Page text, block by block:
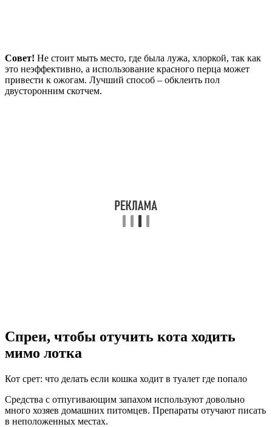
Совет! Не стоит мыть место, где была лужа, хлоркой, так как
это неэффективно, а использование красного перца может
привести к ожогам. Лучший способ – обклеить пол
двусторонним скотчем.
Спреи, чтобы отучить кота ходить
мимо лотка
Кот срет: что делать если кошка ходит в туалет где попало
Средства с отпугивающим запахом используют довольно
много хозяев домашних питомцев. Препараты отучают писать
в неположенных местах.